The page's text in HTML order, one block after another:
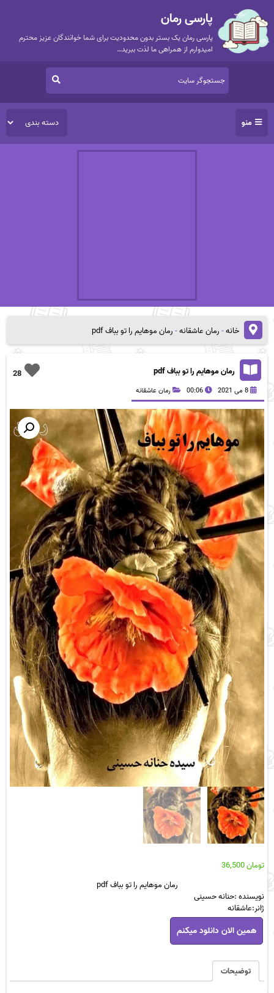
پارسی رمان
پارسی رمان یک بستر بدون محدودیت برای شما خوانندگان عزیز محترم
امیدوارم از همراهی ما لذت ببرید…
منو
خانه-رمان عاشقانه-رمان موهایم را تو بباف pdf
28 رمان موهایم را تو بباف pdf
8 می 2021 00:06 رمان عاشقانه
تومان36,500
رمان موهایم را تو بباف pdf
نویسنده :حنانه حسینی
ژانر:عاشقانه
رمان
موهایم
را
بباف
pdf
همین الان دانلود میکنم
توضیحات